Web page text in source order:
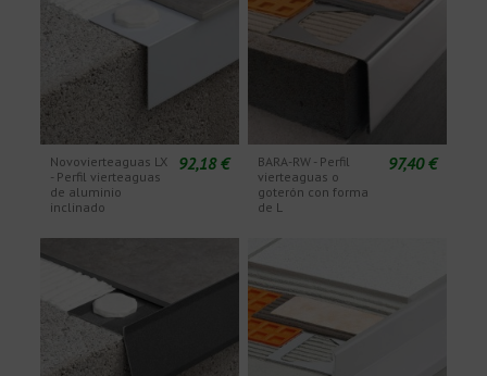
Novovierteaguas LX
- Perfil vierteaguas
de aluminio
inclinado
92,18 €
BARA-RW - Perfil
vierteaguas o
goterón con forma
de L
97,40 €